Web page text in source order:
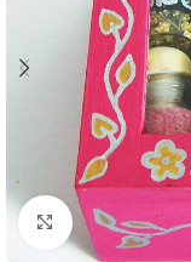
Click to enlarge